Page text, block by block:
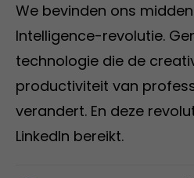
We bevinden ons
Intelligence-revolutie.
technologie die de
productiviteit van
verandert. En deze
LinkedIn bereikt.